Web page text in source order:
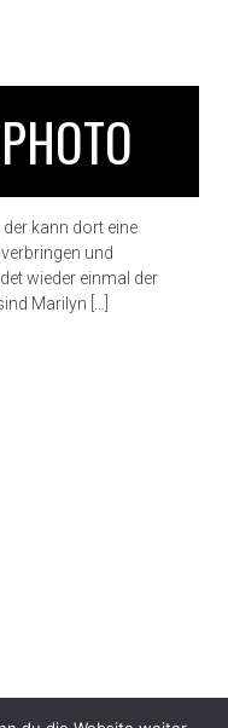
kann dort eine
und
wieder einmal der
Marilyn […]